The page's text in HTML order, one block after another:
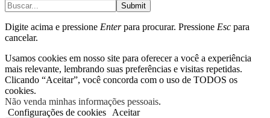
Submit
Digite acima e pressione Enterpara procurar. Pressione Esc para
cancelar.
Usamos cookies em nosso site para oferecer a você a experiência
mais relevante, lembrando suas preferências e visitas repetidas.
Clicando “Aceitar”, você concorda com o uso de TODOS os
cookies.
Não venda minhas informações pessoais.
Configurações de cookies
Aceitar